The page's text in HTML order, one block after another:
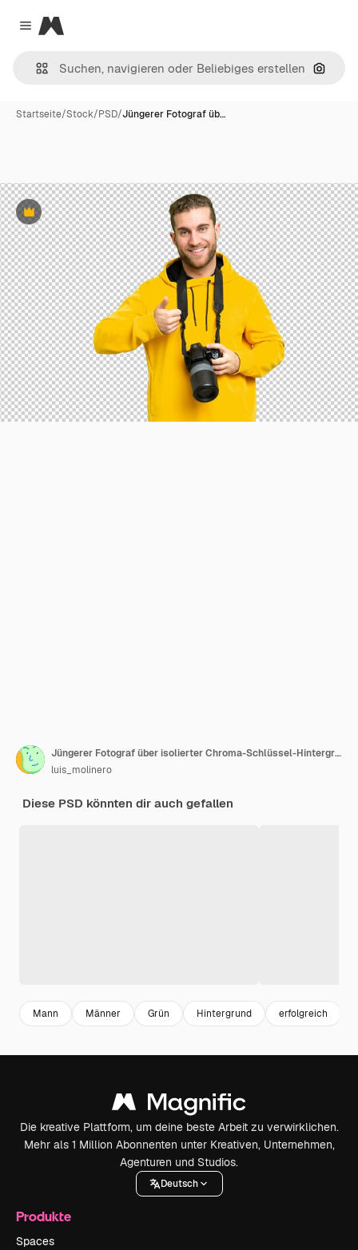
Close menu
Magnific
Nach
Startseite/Stock/PSD/Jüngerer Fotograf üb…
Premium
Jüngerer Fotograf über isolierter Chroma-Schlüssel-Hintergrund, der einen Daumen nach oben zeigt
luis_molinero
Diese PSD könnten dir auch gefallen
Mann Männer Grün Hintergrund erfolgreich
Die kreative Plattform, um deine beste Arbeit zu verwirklichen.
Mehr als 1 Million Abonnenten unter Kreativen, Unternehmen,
Agenturen und Studios.
Deutsch
Produkte
Spaces